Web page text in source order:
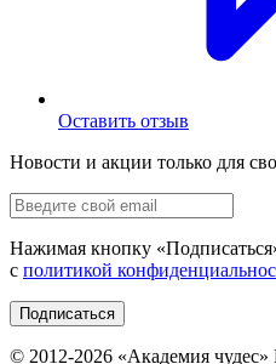
Оставить отзыв
Новости и акции только для
Нажимая кнопку «Подписаться
с политикой
Подписаться
© 2012-2026 «Академия